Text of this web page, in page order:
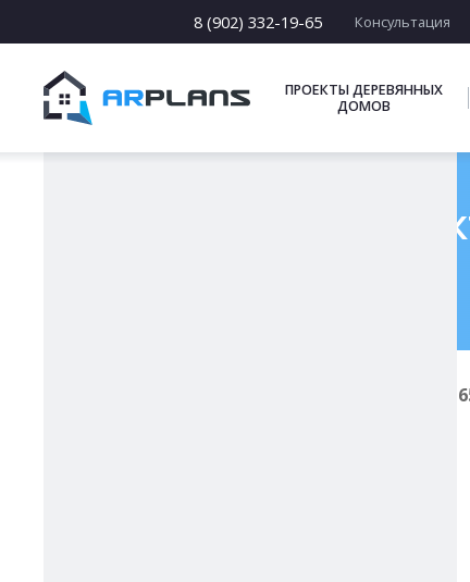
8 (902) 332-19-65 Консультация
ПРОЕКТЫ ДЕРЕВЯННЫХ
ДОМОВ
Готовый
К-
17 х [17-22]
ПОДБОРКИ